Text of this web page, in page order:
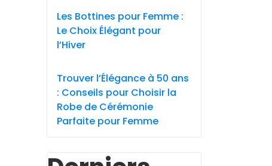
Les Bottines pour Femme :
Le Choix Élégant pour
l’Hiver
Trouver l’Élégance à 50 ans
: Conseils pour Choisir la
Robe de Cérémonie
Parfaite pour Femme